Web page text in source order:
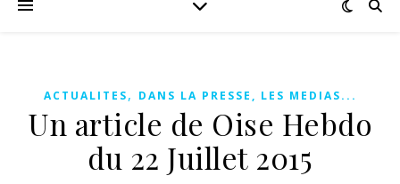
ACTUALITES, DANS LA PRESSE, LES MEDIAS...
Un article de Oise Hebdo
du 22 Juillet 2015